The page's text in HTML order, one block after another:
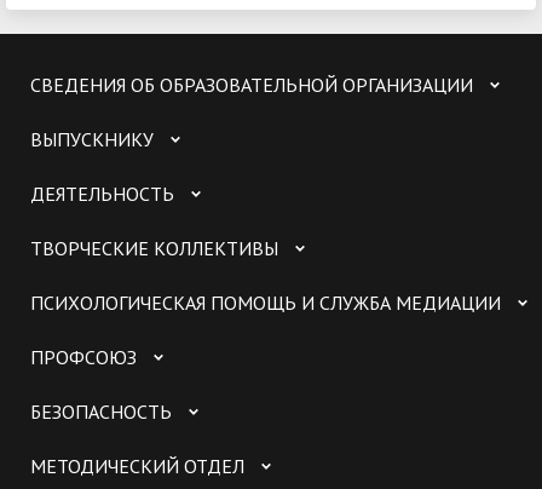
СВЕДЕНИЯ ОБ ОБРАЗОВАТЕЛЬНОЙ ОРГАНИЗАЦИИ
ВЫПУСКНИКУ
ДЕЯТЕЛЬНОСТЬ
ТВОРЧЕСКИЕ КОЛЛЕКТИВЫ
ПСИХОЛОГИЧЕСКАЯ ПОМОЩЬ И СЛУЖБА МЕДИАЦИИ
ПРОФСОЮЗ
БЕЗОПАСНОСТЬ
МЕТОДИЧЕСКИЙ ОТДЕЛ